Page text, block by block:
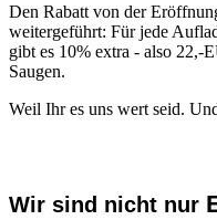
Den Rabatt von der
weitergeführt: Für jede
gibt es 10% extra - also 22,-
Saugen.
Weil Ihr es uns wert seid.
Wir sind nicht nur